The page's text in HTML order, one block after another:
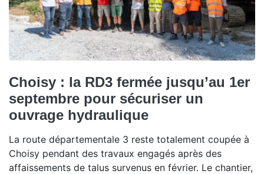
Choisy : la RD3 fermée jusqu’au 1er
septembre pour sécuriser un
ouvrage hydraulique
La route départementale 3 reste totalement coupée à
Choisy pendant des travaux engagés après des
affaissements de talus survenus en février. Le chantier,